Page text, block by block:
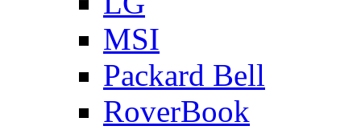
MSI
Packard Bell
RoverBook